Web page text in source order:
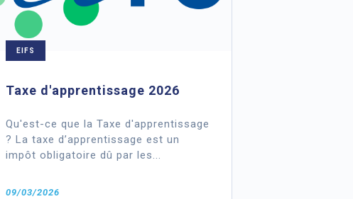
EIFS
Taxe d'apprentissage 2026
Qu'est-ce que la Taxe d'apprentissage
? La taxe d’apprentissage est un
impôt obligatoire dû par les...
09/03/2026